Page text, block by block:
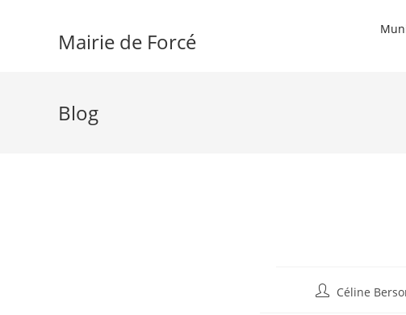
Mairie de Forcé
Blog
Auteur/autrice
Céline